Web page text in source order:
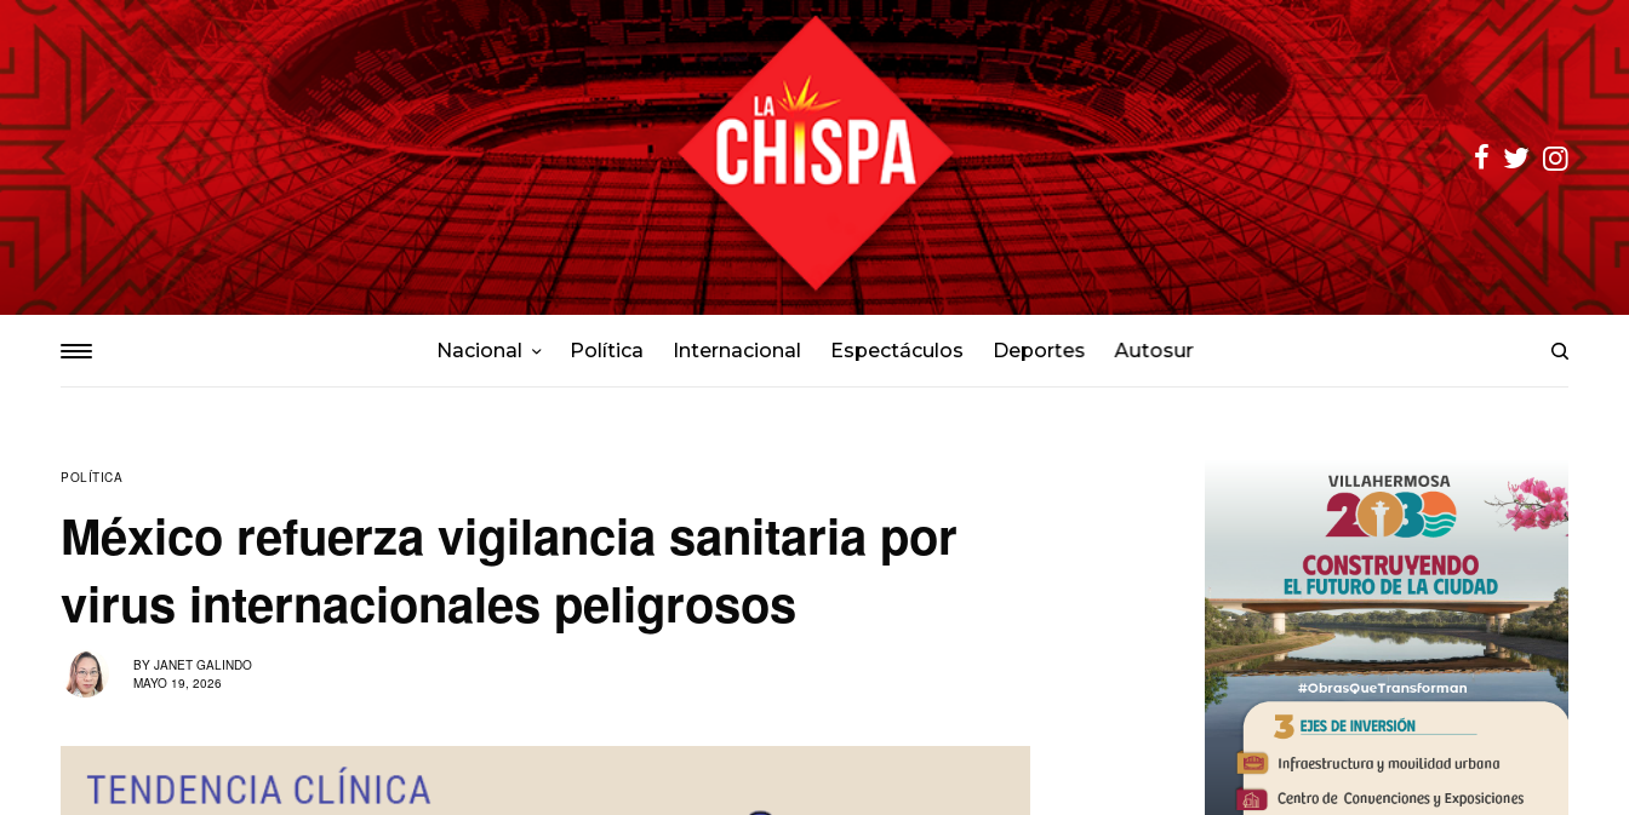
Nacional Política Internacional Espectáculos Deportes Autosur
POLÍTICA
México refuerza vigilancia sanitaria por
virus internacionales peligrosos
BY JANET GALINDO
MAYO 19, 2026